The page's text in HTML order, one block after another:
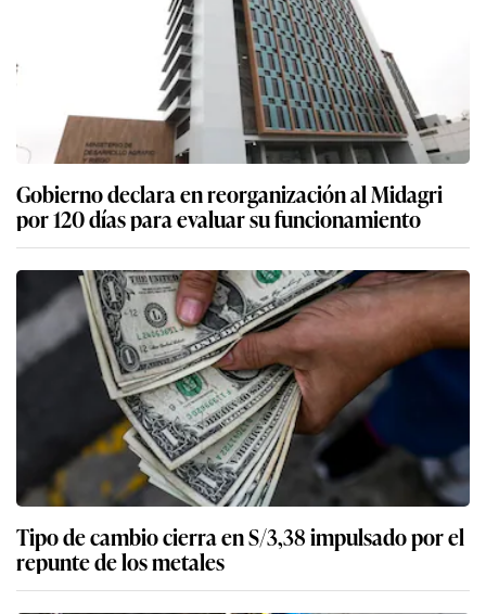
Gobierno declara en reorganización al Midagri
por 120 días para evaluar su funcionamiento
Tipo de cambio cierra en S/3,38 impulsado por el
repunte de los metales